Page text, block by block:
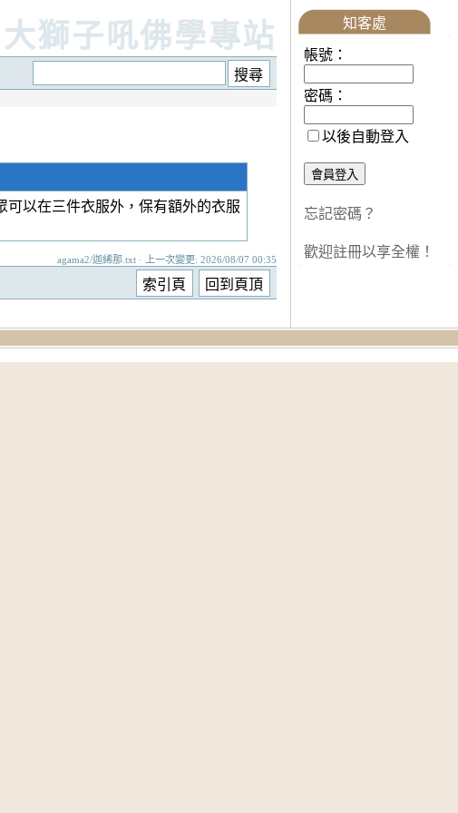
獅子吼佛學專站
以在三件衣服外，保有額外的衣服
agama2/迦絺那.txt · 上一次變更: 2026/08/07 00:35
知客處
帳號：
密碼：
以後自動登入
忘記密碼？
歡迎註冊以享全權！